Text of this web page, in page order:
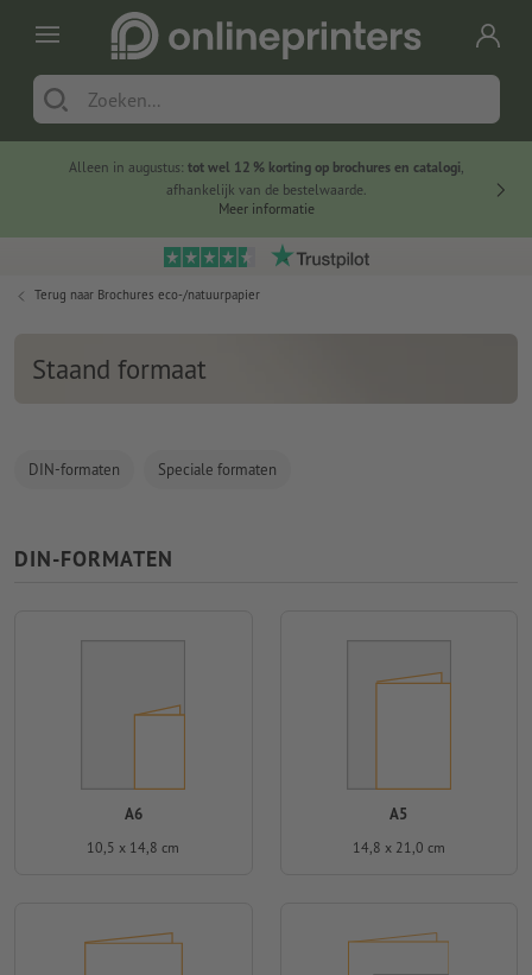
Alleen in augustus: tot wel 12 % korting op brochures en catalogi,
afhankelijk van de bestelwaarde.
Meer informatie
Terug naar Brochures eco-/natuurpapier
Staand formaat
DIN-formaten Speciale formaten
DIN-FORMATEN
A6
10,5 x 14,8 cm
A5
14,8 x 21,0 cm